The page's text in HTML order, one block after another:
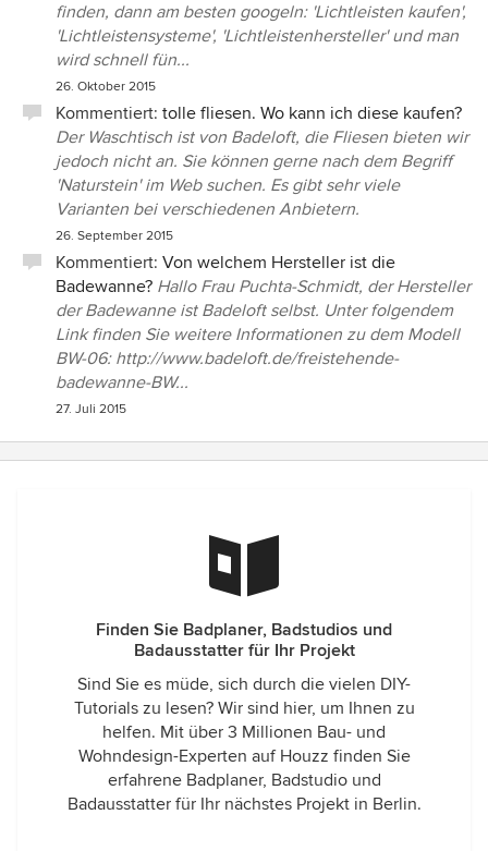
finden, dann am besten googeln: 'Lichtleisten kaufen',
'Lichtleistensysteme', 'Lichtleistenhersteller' und man
wird schnell fün...
26. Oktober 2015
Kommentiert: tolle fliesen. Wo kann ich diese kaufen?
Der Waschtisch ist von Badeloft, die Fliesen bieten wir
jedoch nicht an. Sie können gerne nach dem Begriff
'Naturstein' im Web suchen. Es gibt sehr viele
Varianten bei verschiedenen Anbietern.
26. September 2015
Kommentiert: Von welchem Hersteller ist die
Badewanne? Hallo Frau Puchta-Schmidt, der Hersteller
der Badewanne ist Badeloft selbst. Unter folgendem
Link finden Sie weitere Informationen zu dem Modell
BW-06: http://www.badeloft.de/freistehende-
badewanne-BW...
27. Juli 2015
Finden Sie Badplaner, Badstudios und
Badausstatter für Ihr Projekt
Sind Sie es müde, sich durch die vielen DIY-
Tutorials zu lesen? Wir sind hier, um Ihnen zu
helfen. Mit über 3 Millionen Bau- und
Wohndesign-Experten auf Houzz finden Sie
erfahrene Badplaner, Badstudio und
Badausstatter für Ihr nächstes Projekt in Berlin.